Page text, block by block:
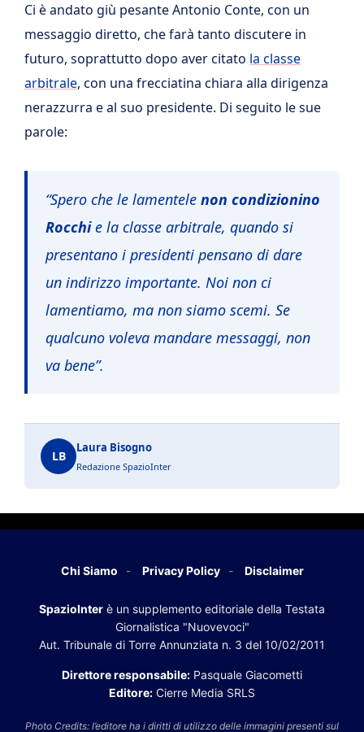
Ci è andato giù pesante Antonio Conte, con un
messaggio diretto, che farà tanto discutere in
futuro, soprattutto dopo aver citato la classe
arbitrale, con una frecciatina chiara alla dirigenza
nerazzurra e al suo presidente. Di seguito le sue
parole:
“Spero che le lamentele non condizionino
Rocchie la classe arbitrale, quando si
presentano i presidenti pensano di dare
un indirizzo importante. Noi non ci
lamentiamo, ma non siamo scemi. Se
qualcuno voleva mandare messaggi, non
va bene”.
LB
Laura Bisogno
Redazione SpazioInter
Chi Siamo Privacy Policy Disclaimer
SpazioInter è un supplemento editoriale della Testata
Giornalistica "Nuovevoci"
Aut. Tribunale di Torre Annunziata n. 3 del 10/02/2011
Direttore responsabile: Pasquale Giacometti
Editore: Cierre Media SRLS
Photo Credits: l’editore ha i diritti di utilizzo delle immagini presenti sul